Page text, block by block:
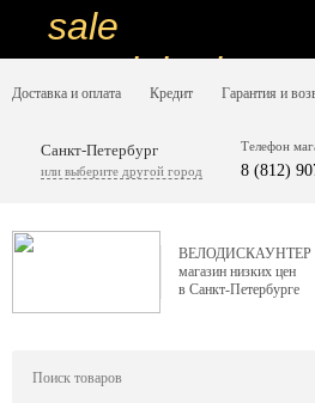
sale
special price
ну очень
вот дешево
sale
Доставка и оплата Кредит Гарантия и
Санкт-Петербург
или выберите другой город
Телефон
8 (812)
ВЕЛОДИСКАУНТЕР
магазин низких цен
в Санкт-Петербурге